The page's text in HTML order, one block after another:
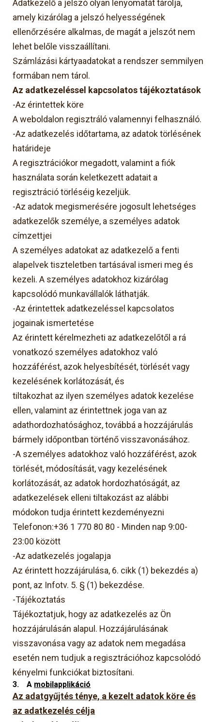
Adatkezelő a jelszó olyan lenyomatát tárolja,
amely kizárólag a jelszó helyességének
ellenőrzésére alkalmas, de magát a jelszót nem
lehet belőle visszaállítani.
Számlázási kártyaadatokat a rendszer semmilyen
formában nem tárol.
Az adatkezeléssel kapcsolatos tájékoztatások
-Az érintettek köre
A weboldalon regisztráló valamennyi felhasználó.
-Az adatkezelés időtartama, az adatok törlésének
határideje
A regisztrációkor megadott, valamint a fiók
használata során keletkezett adatait a
regisztráció törléséig kezeljük.
-Az adatok megismerésére jogosult lehetséges
adatkezelők személye, a személyes adatok
címzettjei
A személyes adatokat az adatkezelő a fenti
alapelvek tiszteletben tartásával ismeri meg és
kezeli. A személyes adatokhoz kizárólag
kapcsolódó munkavállalók láthatják.
-Az érintettek adatkezeléssel kapcsolatos
jogainak ismertetése
Az érintett kérelmezheti az adatkezelőtől a rá
vonatkozó személyes adatokhoz való
hozzáférést, azok helyesbítését, törlését vagy
kezelésének korlátozását, és
tiltakozhat az ilyen személyes adatok kezelése
ellen, valamint az érintettnek joga van az
adathordozhatósághoz, továbbá a hozzájárulás
bármely időpontban történő visszavonásához.
-A személyes adatokhoz való hozzáférést, azok
törlését, módosítását, vagy kezelésének
korlátozását, az adatok hordozhatóságát, az
adatkezelések elleni tiltakozást az alábbi
módokon tudja érintett kezdeményezni
Telefonon:+36 1 770 80 80 - Minden nap 9:00-
23:00 között
-Az adatkezelés jogalapja
Az érintett hozzájárulása, 6. cikk (1) bekezdés a)
pont, az Infotv. 5. § (1) bekezdése.
-Tájékoztatás
Tájékoztatjuk, hogy az adatkezelés az Ön
hozzájárulásán alapul. Hozzájárulásának
visszavonása vagy az adatok nem megadása
esetén nem tudjuk a regisztrációhoz kapcsolódó
kényelmi funkciókat biztosítani.
3.A mobilapplikáció
Az adatgyűjtés ténye, a kezelt adatok köre és
az adatkezelés célja